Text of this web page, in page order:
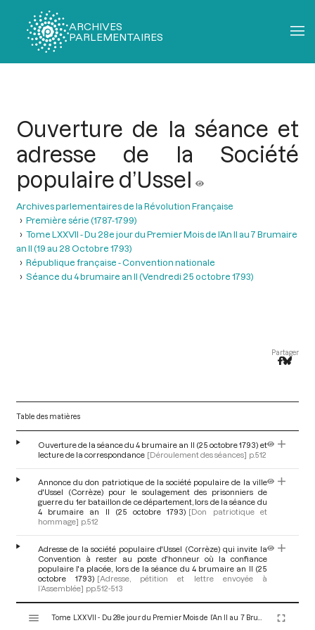
ARCHIVES
PARLEMENTAIRES
Ouverture de la séance et
adresse de la Société
populaire d’Ussel
Archives parlementaires de la Révolution Française
Première série (1787-1799)
Tome LXXVII - Du 28e jour du Premier Mois de l’An II au 7 Brumaire
an II (19 au 28 Octobre 1793)
République française - Convention nationale
Séance du 4 brumaire an II (Vendredi 25 octobre 1793)
Partager
Table des matières
Ouverture de la séance du 4 brumaire an II (25 octobre 1793) et
lecture de la correspondance [Déroulement des séances] p.512
Annonce du don patriotique de la société populaire de la ville
d'Ussel (Corrèze) pour le soulagement des prisonniers de
guerre du 1er bataillon de ce département, lors de la séance du
4 brumaire an II (25 octobre 1793) [Don patriotique et
hommage] p.512
Adresse de la société populaire d'Ussel (Corrèze) qui invite la
Convention à rester au poste d'honneur où la confiance
populaire l'a placée, lors de la séance du 4 brumaire an II (25
octobre 1793) [Adresse, pétition et lettre envoyée à
l’Assemblée] pp.512-513